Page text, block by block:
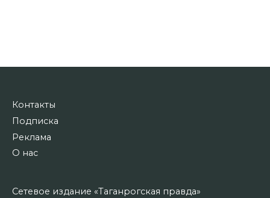
Контакты
Подписка
Реклама
О нас
Сетевое издание «Таганрогская правда»